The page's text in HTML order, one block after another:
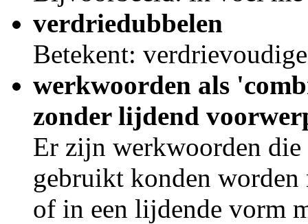
verdriedubbelen
Betekent:
werkwoorden als
zonder lijdend
Er zijn werkwoorden
gebruikt konden
of in een lijdende vorm